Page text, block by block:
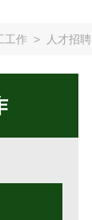
工作 > 人才招聘